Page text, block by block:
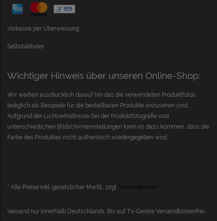
Vorkasse per Überweisung
Selbstabholer
Wichtiger Hinweis über unseren Online-Shop:
Wir weißen ausdrücklich darauf hin das die verwendeten Produktfotos
lediglich als Beispiele für die bestellbaren Produkte anzusehen sind.
Aufgrund der Lichtverhältnisse bei der Produktfotografie und
unterschiedlichen Bildschirmeinstellungen kann es dazu kommen, dass die
Farbe des Produktes nicht authentisch wiedergegeben wird.
* Alle Preise inkl. gesetzlicher MwSt., zzgl. Versandkosten
Versand nur innerhalb Deutschlands. Bis auf TV-Geräte Versandkostenfrei.